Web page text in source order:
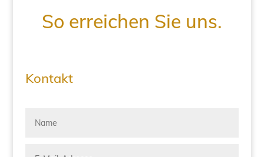
So erreichen Sie uns.
Kontakt